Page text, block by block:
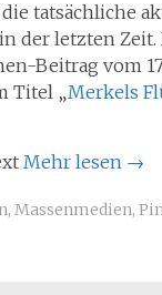
tatsächliche
der letzten Zeit.
Beitrag vom
Titel „Merkels
Mehr lesen →
, Massenmedien,